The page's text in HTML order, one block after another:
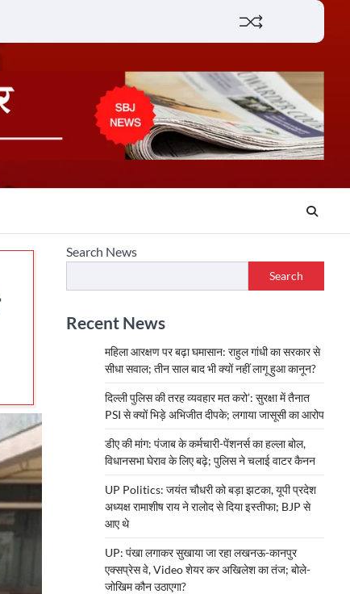
Search News
Search
Recent News
महिला आरक्षण पर बढ़ा घमासान: राहुल गांधी का सरकार से
सीधा सवाल; तीन साल बाद भी क्यों नहीं लागू हुआ कानून?
दिल्ली पुलिस की तरह व्यवहार मत करो’: सुरक्षा में तैनात
PSI से क्यों भिड़े अभिजीत दीपके; लगाया जासूसी का आरोप
डीए की मांग: पंजाब के कर्मचारी-पेंशनर्स का हल्ला बोल,
विधानसभा घेराव के लिए बढ़े; पुलिस ने चलाई वाटर कैनन
UP Politics: जयंत चौधरी को बड़ा झटका, यूपी प्रदेश
अध्यक्ष रामाशीष राय ने रालोद से दिया इस्तीफा; BJP से
आए थे
UP: पंखा लगाकर सुखाया जा रहा लखनऊ-कानपुर
एक्सप्रेस वे, Video शेयर कर अखिलेश का तंज; बोले-
जोखिम कौन उठाएगा?